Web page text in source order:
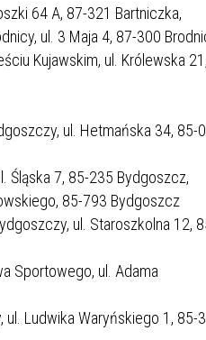
64 A, 87-321 Bartniczka,
ul. 3 Maja 4, 87-300
Kujawskim, ul. Królewska 21,
ul. Hetmańska 34, 85-
Śląska 7, 85-235 Bydgoszcz,
85-793 Bydgoszcz
ul. Staroszkolna 12,
Sportowego, ul. Adama
ul. Ludwika Waryńskiego 1, 85-